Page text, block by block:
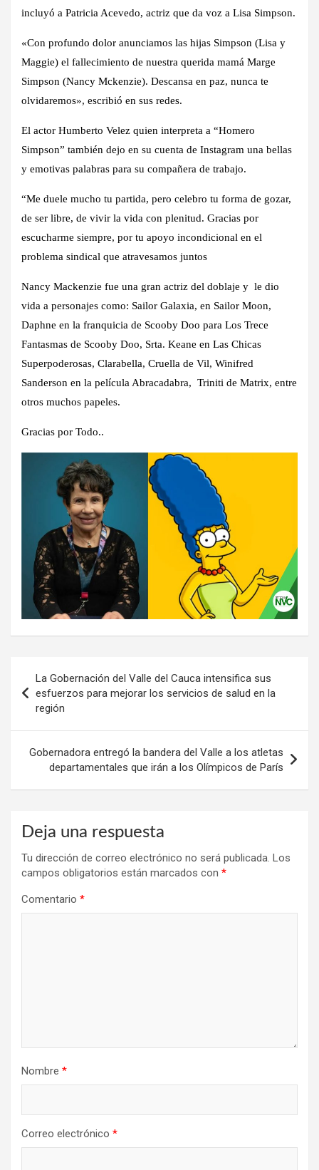
incluyó a Patricia Acevedo, actriz que da voz a Lisa Simpson.
«Con profundo dolor anunciamos las hijas Simpson (Lisa y
Maggie) el fallecimiento de nuestra querida mamá Marge
Simpson (Nancy Mckenzie). Descansa en paz, nunca te
olvidaremos», escribió en sus redes.
El actor Humberto Velez quien interpreta a “Homero
Simpson” también dejo en su cuenta de Instagram una bellas
y emotivas palabras para su compañera de trabajo.
“Me duele mucho tu partida, pero celebro tu forma de gozar,
de ser libre, de vivir la vida con plenitud. Gracias por
escucharme siempre, por tu apoyo incondicional en el
problema sindical que atravesamos juntos
Nancy Mackenzie fue una gran actriz del doblaje y le dio
vida a personajes como: Sailor Galaxia, en Sailor Moon,
Daphne en la franquicia de Scooby Doo para Los Trece
Fantasmas de Scooby Doo, Srta. Keane en Las Chicas
Superpoderosas, Clarabella, Cruella de Vil, Winifred
Sanderson en la película Abracadabra, Triniti de Matrix, entre
otros muchos papeles.
Gracias por Todo..
de
entradas
La Gobernación del Valle del Cauca intensifica sus
esfuerzos para mejorar los servicios de salud en la
región
Gobernadora entregó la bandera del Valle a los atletas
departamentales que irán a los Olímpicos de París
Deja una respuesta
Tu dirección de correo electrónico no será publicada. Los
campos obligatorios están marcados con *
Comentario *
Nombre *
Correo electrónico *